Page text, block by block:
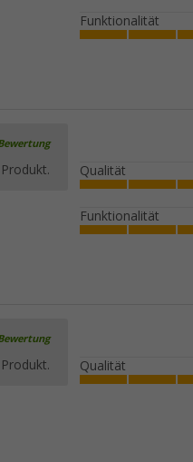
Stück
Funktionalität
Qualität
Funktionalität
Qualität